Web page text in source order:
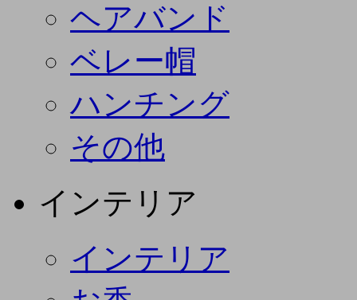
ヘアバンド
ベレー帽
ハンチング
その他
インテリア
インテリア